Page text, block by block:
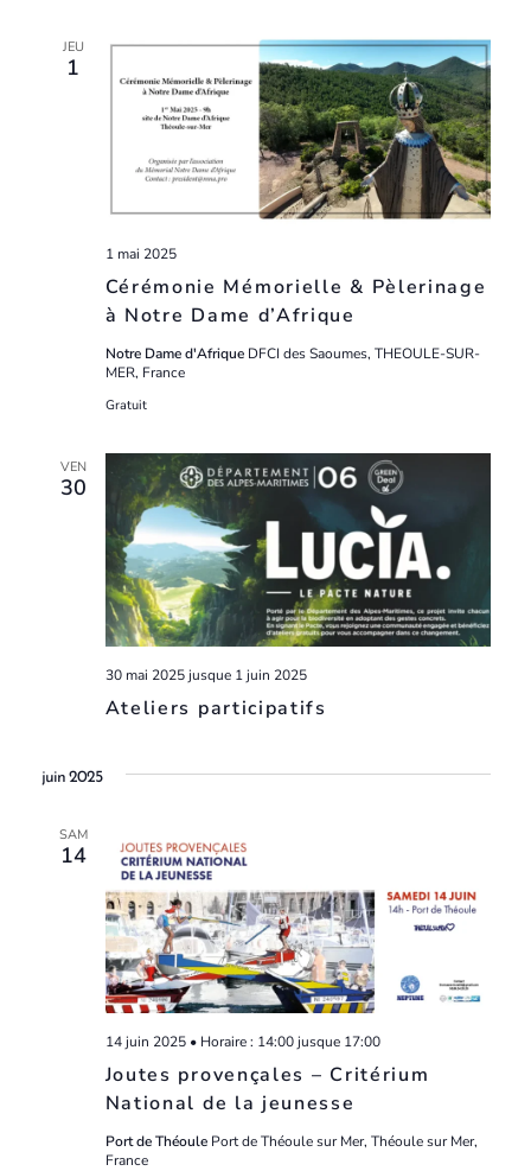
JEU
1
Cérémonie Mémorielle & Pèlerinage
à Notre Dame d’Afrique
1 mai 2025
Notre Dame d'Afrique DFCI des Saoumes, THEOULE-SUR-
MER, France
Gratuit
VEN
30
Ateliers participatifs
30 mai 2025jusque 1 juin 2025
juin 2025
SAM
14
Joutes provençales – Critérium
National de la jeunesse
14 juin 2025 • Horaire : 14:00jusque 17:00
Port de Théoule Port de Théoule sur Mer, Théoule sur Mer,
France